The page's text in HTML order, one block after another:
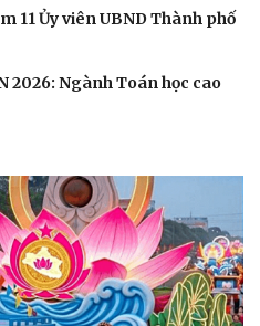
11 Ủy viên UBND Thành phố
2026: Ngành Toán học cao